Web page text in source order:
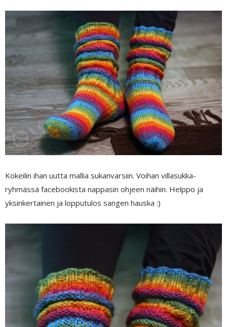
Kokeilin ihan uutta mallia sukanvarsiin. Voihan villasukka-
ryhmässä facebookista nappasin ohjeen näihin. Helppo ja
yksinkertainen ja lopputulos sangen hauska :)